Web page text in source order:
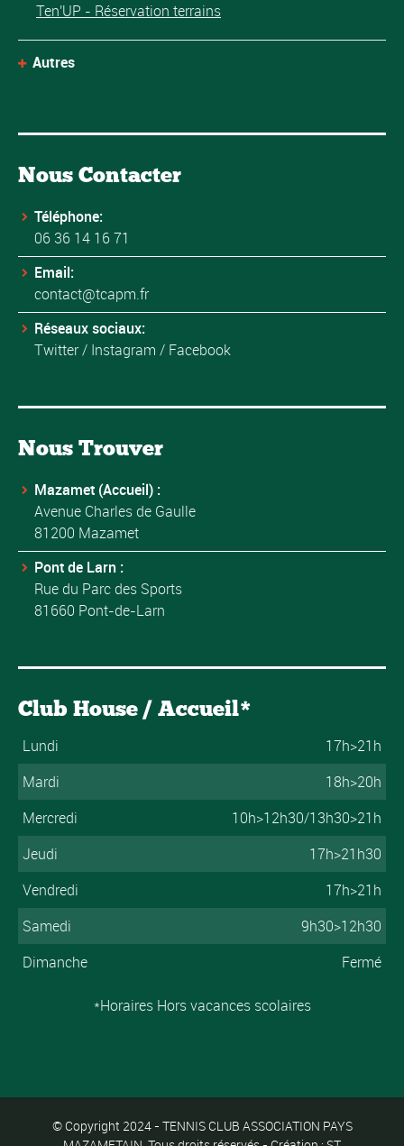
Ten'UP - Réservation terrains
Autres
Nous Contacter
Téléphone:
06 36 14 16 71
Email:
contact@tcapm.fr
Réseaux sociaux:
Twitter/ Instagram / Facebook
Nous Trouver
Mazamet (Accueil) :
Avenue Charles de Gaulle
81200 Mazamet
Pont de Larn :
Rue du Parc des Sports
81660 Pont-de-Larn
Club House / Accueil*
Lundi
17h>21h
Mardi
18h>20h
Mercredi
10h>12h30/13h30>21h
Jeudi
17h>21h30
Vendredi
17h>21h
Samedi
9h30>12h30
Dimanche
Fermé
*Horaires Hors vacances scolaires
© Copyright 2024 - TENNIS CLUB ASSOCIATION PAYS